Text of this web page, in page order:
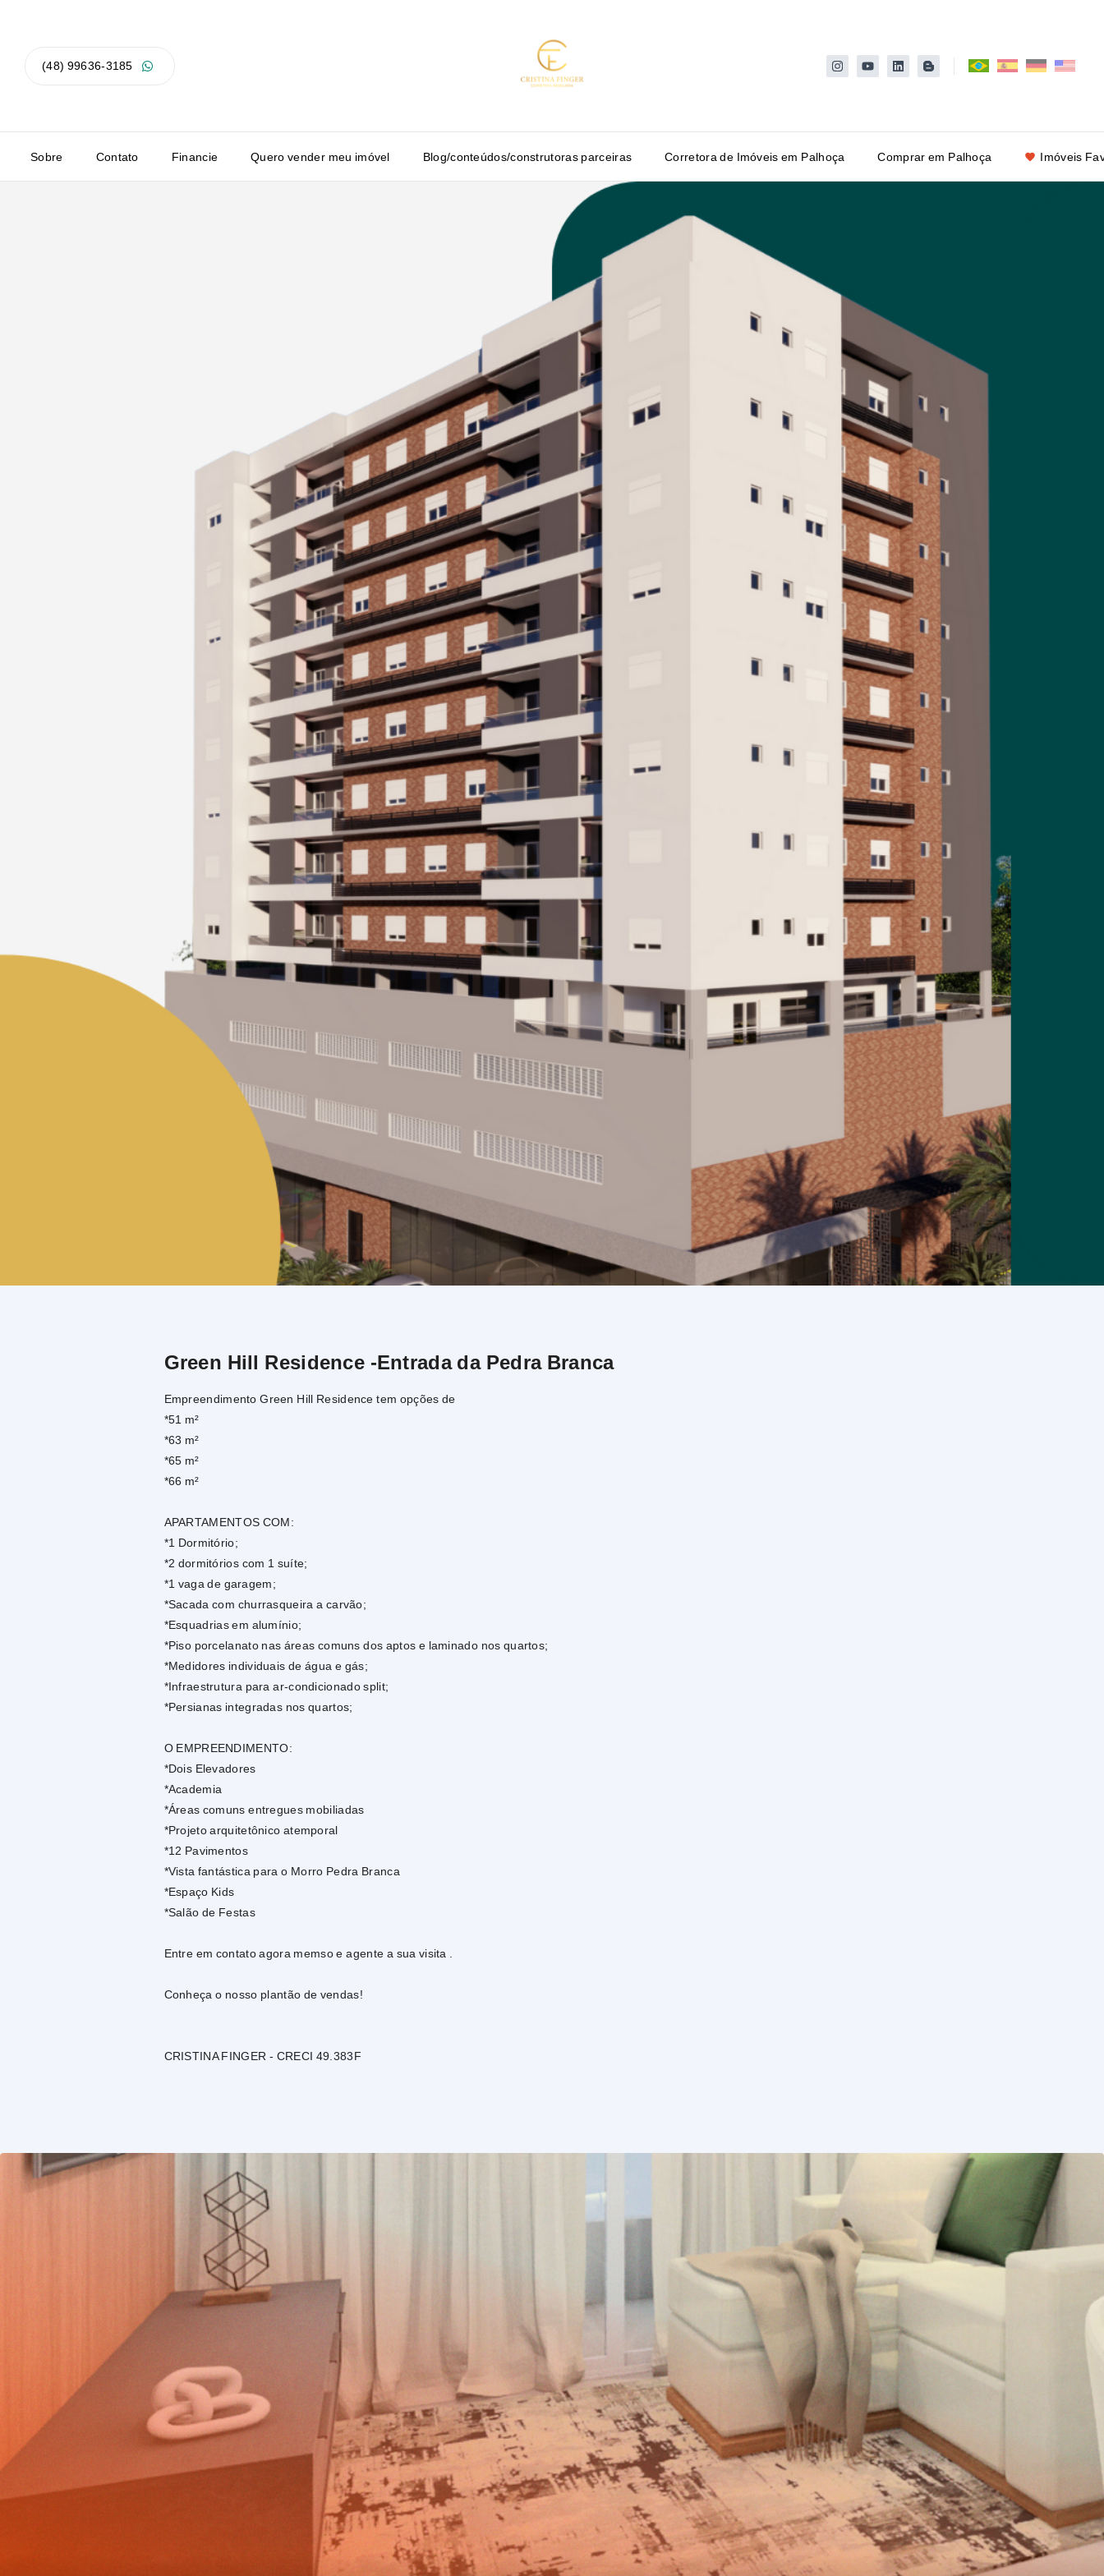
(48) 99636-3185
Sobre Contato Financie Quero vender meu imóvel Blog/conteúdos/construtoras parceiras Corretora de Imóveis em Palhoça Comprar em Palhoça Imóveis
Green Hill Residence -Entrada da Pedra Branca
Empreendimento Green Hill Residence tem opções de
*51 m²
*63 m²
*65 m²
*66 m²
APARTAMENTOS COM:
*1 Dormitório;
*2 dormitórios com 1 suíte;
*1 vaga de garagem;
*Sacada com churrasqueira a carvão;
*Esquadrias em alumínio;
*Piso porcelanato nas áreas comuns dos aptos e laminado nos quartos;
*Medidores individuais de água e gás;
*Infraestrutura para ar-condicionado split;
*Persianas integradas nos quartos;
O EMPREENDIMENTO:
*Dois Elevadores
*Academia
*Áreas comuns entregues mobiliadas
*Projeto arquitetônico atemporal
*12 Pavimentos
*Vista fantástica para o Morro Pedra Branca
*Espaço Kids
*Salão de Festas
Entre em contato agora memso e agente a sua visita .
Conheça o nosso plantão de vendas!
CRISTINA FINGER - CRECI 49.383F